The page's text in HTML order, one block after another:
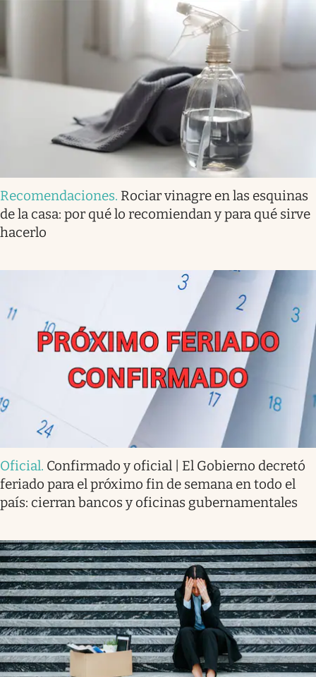
Recomendaciones. Rociar vinagre en las esquinas
de la casa: por qué lo recomiendan y para qué sirve
hacerlo
Oficial. Confirmado y oficial | El Gobierno decretó
feriado para el próximo fin de semana en todo el
país: cierran bancos y oficinas gubernamentales